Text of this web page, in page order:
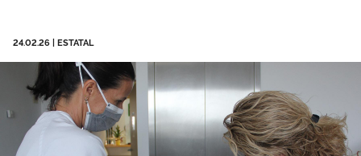
24.02.26 ESTATAL